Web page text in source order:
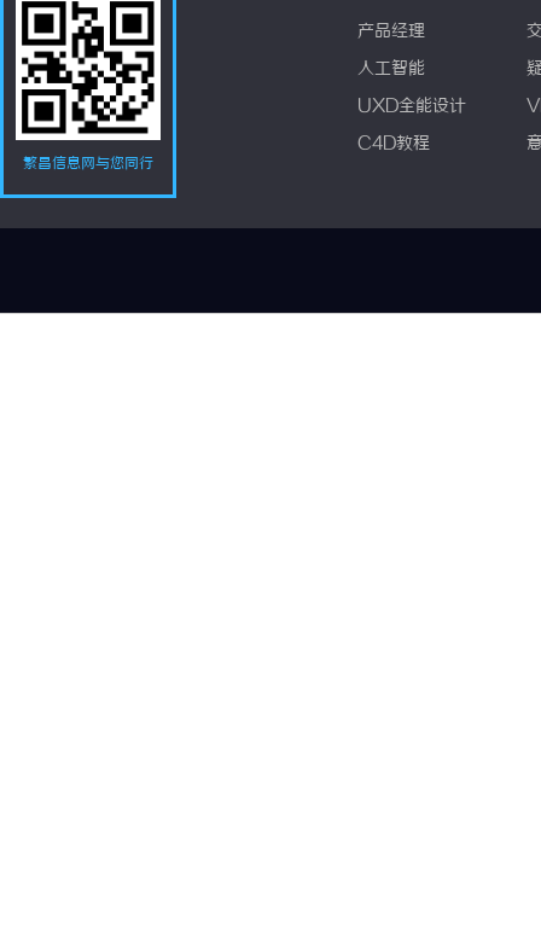
繁昌信息网与您同行
产品经理
人工智能
UXD全能设计
C4D教程